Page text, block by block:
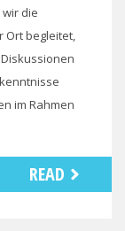
die
Ort begleitet,
im Rahmen
READ